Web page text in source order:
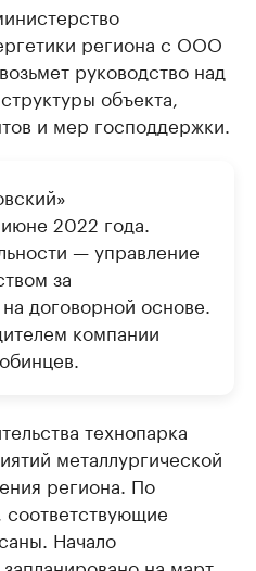
региона с ООО
руководство над
объекта,
и мер господдержки.
2022 года.
— управление
за
договорной основе.
компании
технопарка
металлургической
региона. По
Начало